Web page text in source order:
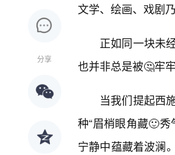
分享
文学、绘画、戏剧
正如同一块未
也并非总是被🤔牢
当我们提起西
种“眉梢眼角藏🙂
宁静中蕴藏着波澜